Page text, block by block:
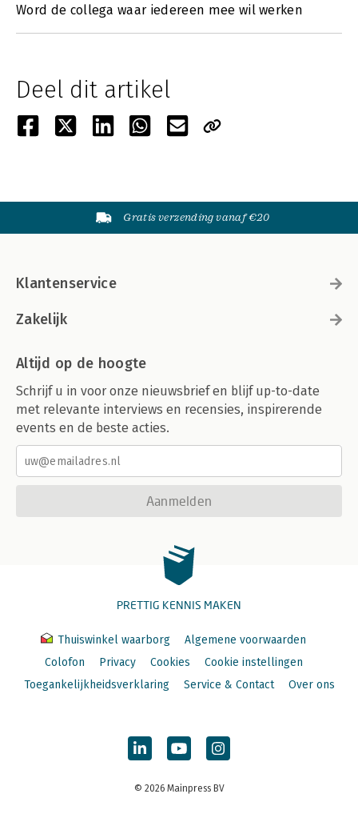
Word de collega waar iedereen mee wil werken
Deel dit artikel
Gratis verzending vanaf €20
Klantenservice
Zakelijk
Altijd op de hoogte
Schrijf u in voor onze nieuwsbrief en blijf up-to-date
met relevante interviews en recensies, inspirerende
events en de beste acties.
Aanmelden
PRETTIG KENNIS MAKEN
Thuiswinkel waarborg
Algemene voorwaarden
Colofon
Privacy Cookies
Cookie instellingen
Toegankelijkheidsverklaring
Service & Contact Over ons
© 2026 Mainpress BV